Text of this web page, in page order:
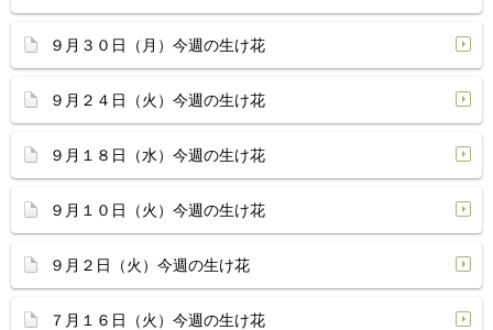
９月３０日（月）今週の生け花
９月２４日（火）今週の生け花
９月１８日（水）今週の生け花
９月１０日（火）今週の生け花
９月２日（火）今週の生け花
７月１６日（火）今週の生け花